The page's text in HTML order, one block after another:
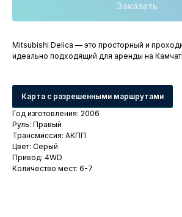
Заказать
Mitsubishi Delica — это просторный и
идеально подходящий для аренды на
Карта с разрешенными маршрутами
Год изготовления: 2006
Руль: Правый
Трансмиссия: АКПП
Цвет: Серый
Привод: 4WD
Количество мест: 6-7